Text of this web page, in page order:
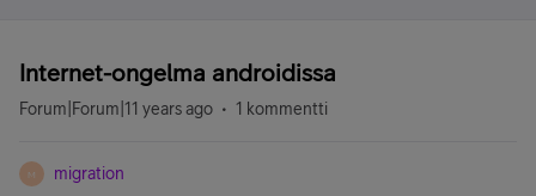
Internet-ongelma androidissa
Forum|Forum|11 years ago 1 kommentti
M migration